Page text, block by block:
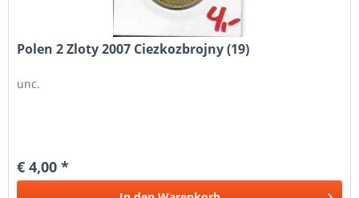
Polen 2 Zloty 2007 Ciezkozbrojny (19)
unc.
€ 4,00 *